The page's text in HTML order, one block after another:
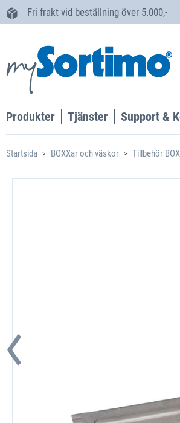
Fri frakt vid beställning över 5.000,-
Produkter Tjänster Support &
Startsida BOXXar och väskor Tillbehör